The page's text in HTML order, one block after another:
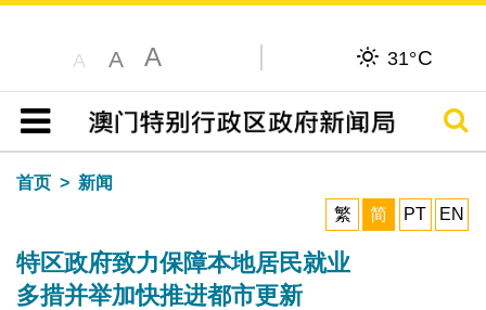
A A A 31°C
目录
搜寻
首页
新闻
繁
简 PT EN
特区政府致力保障本地居民就业
多措并举加快推进都市更新